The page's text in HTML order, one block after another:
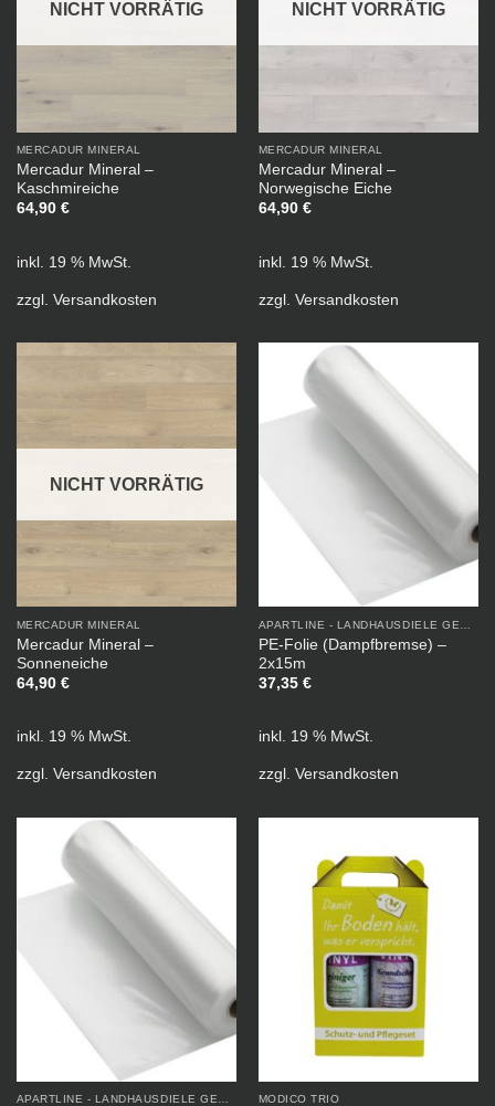
NICHT VORRÄTIG
MERCADUR MINERAL
Mercadur Mineral –
Kaschmireiche
64,90 €
inkl. 19 % MwSt.
zzgl. Versandkosten
NICHT VORRÄTIG
MERCADUR MINERAL
Mercadur Mineral –
Norwegische Eiche
64,90 €
inkl. 19 % MwSt.
zzgl. Versandkosten
NICHT VORRÄTIG
MERCADUR MINERAL
Mercadur Mineral –
Sonneneiche
64,90 €
inkl. 19 % MwSt.
zzgl. Versandkosten
PE-Folie (Dampfbremse) –
2x15m
37,35 €
inkl. 19 % MwSt.
zzgl. Versandkosten
APARTLINE - LANDHAUSDIELE GEÖLT MODICO TRIO